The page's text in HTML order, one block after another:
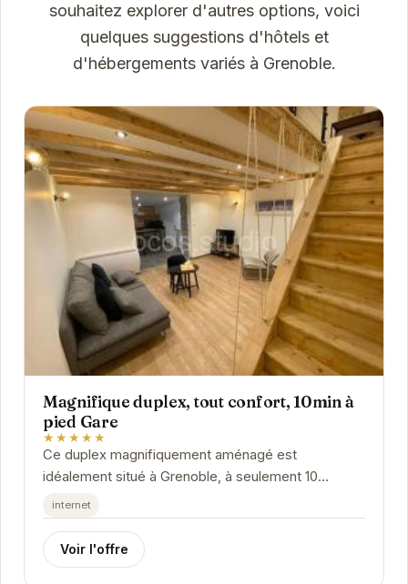
souhaitez explorer d'autres options, voici
quelques suggestions d'hôtels et
d'hébergements variés à Grenoble.
Magnifique duplex, tout confort, 10min à
pied Gare
★★★★★
Ce duplex magnifiquement aménagé est
idéalement situé à Grenoble, à seulement 10
minutes de marche de la gare. Il offre un espace
confortable...
internet
Voir l'offre